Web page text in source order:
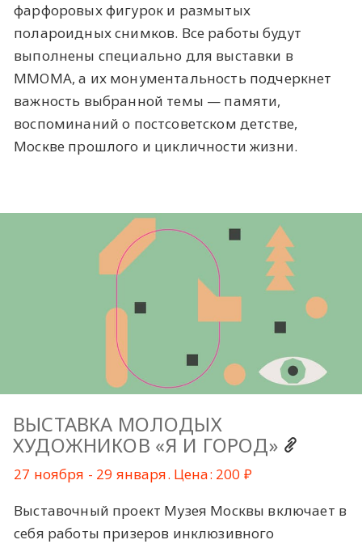
фарфоровых фигурок и размытых
полароидных снимков. Все работы будут
выполнены специально для выставки в
ММОМА, а их монументальность подчеркнет
важность выбранной темы — памяти,
воспоминаний о постсоветском детстве,
Москве прошлого и цикличности жизни.
ВЫСТАВКА МОЛОДЫХ
ХУДОЖНИКОВ «Я И ГОРОД»
27 ноября - 29 января. Цена: 200 ₽
Выставочный проект Музея Москвы включает в
себя работы призеров инклюзивного